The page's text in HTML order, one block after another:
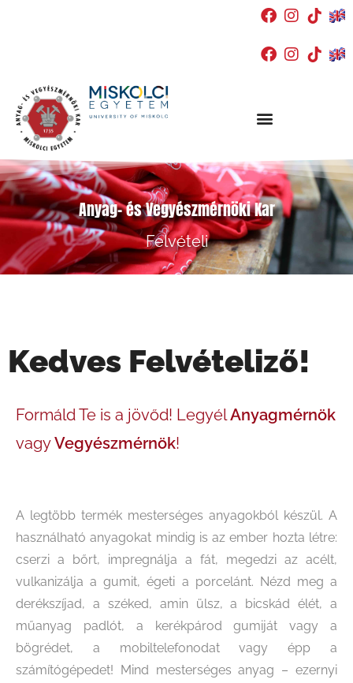
Anyag- és Vegyészmérnöki Kar
Felvételi
Kedves Felvételiző!
Formáld Te is a jövőd! LegyélAnyagmérnök
vagyVegyészmérnök!
A legtöbb termék mesterséges anyagokból készül. A
használható anyagokat mindig is az ember hozta létre:
cserzi a bőrt, impregnálja a fát, megedzi az acélt,
vulkanizálja a gumit, égeti a porcelánt. Nézd meg a
derékszíjad, a széked, amin ülsz, a bicskád élét, a
műanyag padlót, a kerékpárod gumiját vagy a
bögrédet, a mobiltelefonodat vagy épp a
számítógépedet! Mind mesterséges anyag – ezernyi